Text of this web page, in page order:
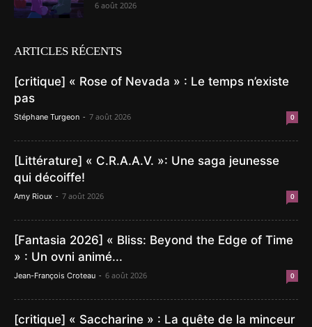
6 août 2026
ARTICLES RÉCENTS
[critique] « Rose of Nevada » : Le temps n’existe
pas
Stéphane Turgeon - 7 août 2026 0
[Littérature] « C.R.A.A.V. »: Une saga jeunesse
qui décoiffe!
Amy Rioux - 7 août 2026 0
[Fantasia 2026] « Bliss: Beyond the Edge of Time
» : Un ovni animé...
Jean-François Croteau - 6 août 2026 0
[critique] « Saccharine » : La quête de la minceur